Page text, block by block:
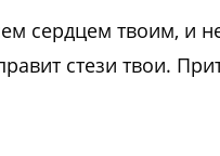
сердцем твоим, и
стези твои.